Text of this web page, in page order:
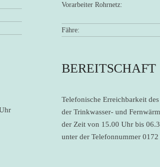
Vorarbeiter Rohrnetz:
Fähre:
BEREITSCHAFT
Telefonische Erreichbarkeit
der Trinkwasser- und
der Zeit von 15.00 Uhr bis
unter der Telefonnummer